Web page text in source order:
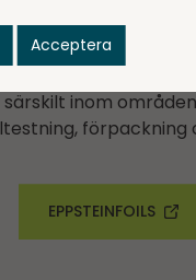
aktör
och extremt
inom
förpackning
EPPSTEINFOILS
Acceptera